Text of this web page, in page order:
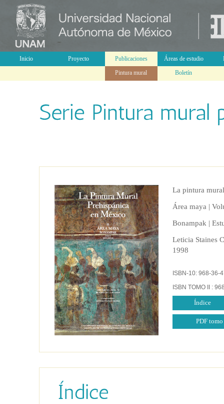
Inicio Proyecto
Publicaciones
Pintura mural
Boletín
Áreas de estudio
La pintura
Área maya |
Bonampak |
Leticia Staines
1998
ISBN-10: 968-36-
ISBN TOMO II :
Índice
PDF